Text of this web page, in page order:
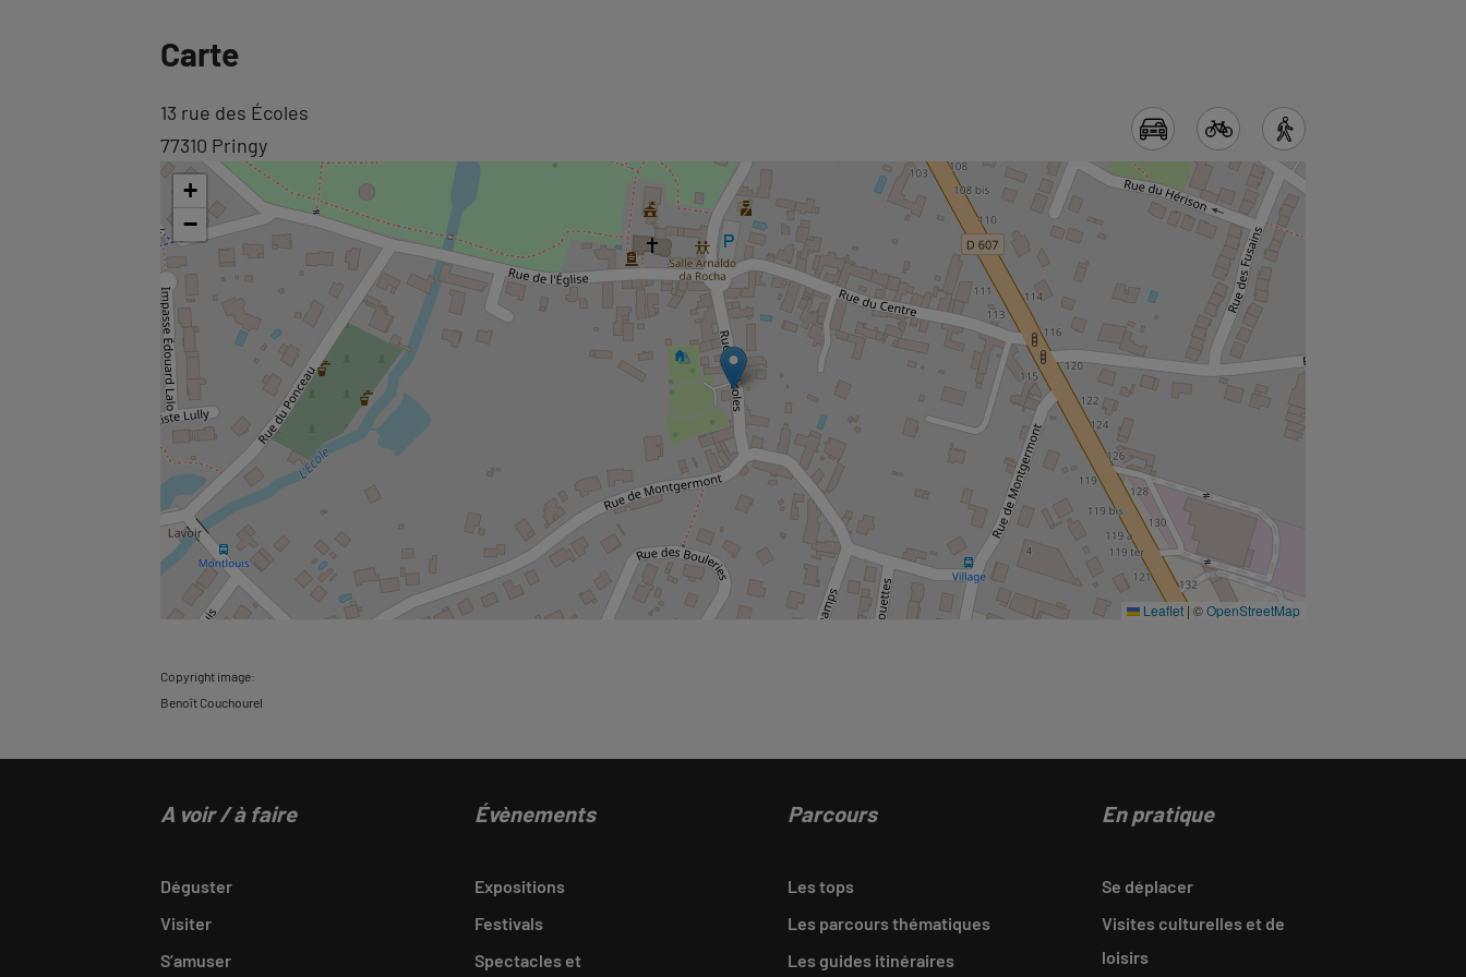
à
informations
Carte
Revenir
à
l'onglet
carte
13 rue des Écoles
77310 Pringy
+
−
Leaflet | ©OpenStreetMap
Copyright image:
Benoît Couchourel
A voir / à faire
Déguster
Visiter
S’amuser
Évènements
Expositions
Festivals
Spectacles et
Parcours
Les tops
Les parcours thématiques
Les guides itinéraires
En pratique
Se déplacer
Visites culturelles et de
loisirs